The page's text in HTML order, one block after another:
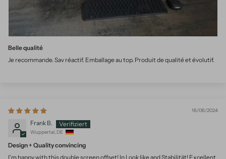
Belle qualité
Je recommande. Sav réactif. Emballage au top. Produit de qualité et évolutif.
16/06/2024
Frank B.
Wuppertal, DE
Design + Quality convincing
I'm happy with this double screen offset! In Look like and Stabilität! Excellent